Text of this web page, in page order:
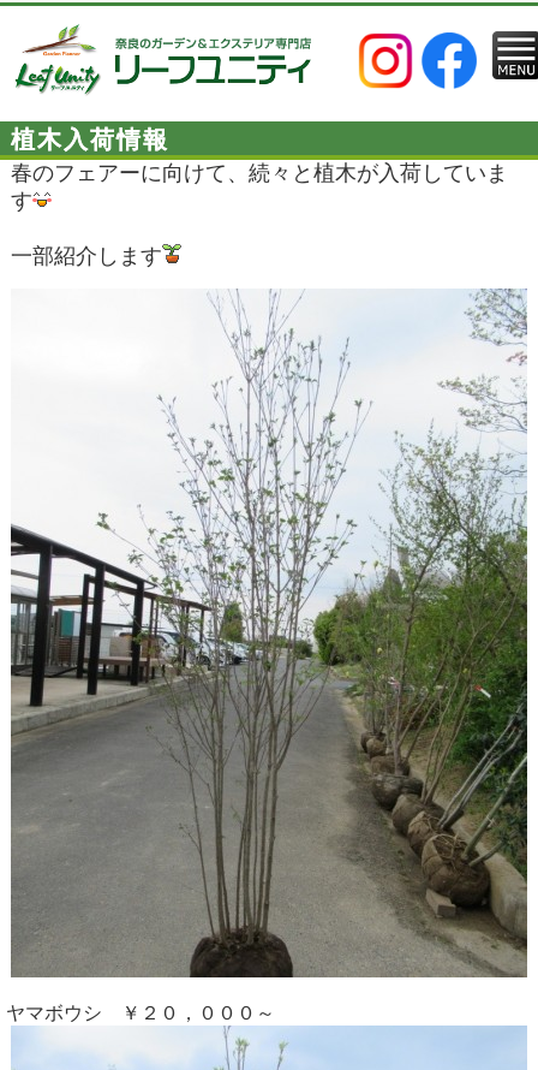
植木入荷情報
春のフェアーに向けて、続々と植木が入荷していま
す
一部紹介します
ヤマボウシ ￥２０，０００～